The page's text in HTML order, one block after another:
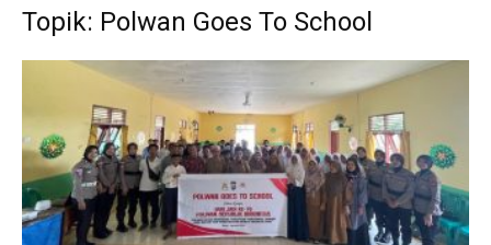
Topik: Polwan Goes To School